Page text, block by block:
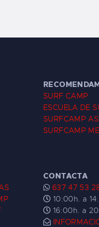
SURF CAMP
ESCUELA DE
SURFCAMP
SURFCAMP
CONTACTA
637 47 53
10:00h. a
16:00h. a